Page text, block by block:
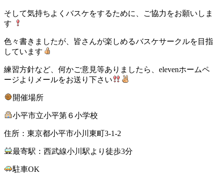
そして気持ちよくバスケをするために、ご協力をお願いしま
す
色々書きましたが、皆さんが楽しめるバスケサークルを目指
しています
練習方針など、何かご意見等ありましたら、elevenホームペ
ージよりメールをお送り下さい
開催場所
小平市立小平第６小学校
住所：東京都小平市小川東町3-1-2
最寄駅：西武線小川駅より徒歩3分
駐車OK